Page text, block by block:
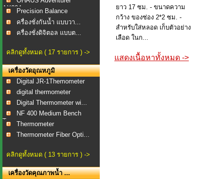
AX224...Precision Balance
ครื่องชั่งกันน้ำ แบบวา...
ครื่องชั่งดิจิตอล แบบต...
คลิกดูทั้งหมด ( 17 รายการ ) ->
เครื่องวัดอุณหภูมิ
Digital JR-1Themometer
digital thermometer
Digital Thermometer wi...
NF 400 Medium Bench
To...
Thermometer
Thermometer Fiber Opti...
คลิกดูทั้งหมด ( 13 รายการ ) ->
เครื่องวัดคุณภาพน้ำ ...
ยาว 17 ซม. - ขนาดความ
กว้าง ของช่อง 2*2 ซม. -
สำหรับใส่หลอด เก็บตัวอย่าง
เลือด ในก...
แสดงเนื้อหาทั้งหมด ->